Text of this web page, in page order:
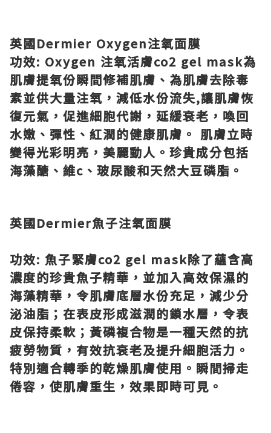
英國Dermier Oxygen注氧面膜
功效: Oxygen 注氧活膚co2 gel mask為
肌膚提氧份瞬間修補肌膚、為肌膚去除毒
素並供大量注氧，減低水份流失,讓肌膚恢
復元氣，促進細胞代謝，延緩衰老，喚回
水嫩、彈性、紅潤的健康肌膚。 肌膚立時
變得光彩明亮，美麗動人。珍貴成分包括
海藻醣、維c 、玻尿酸和天然大豆磷脂。
英國Dermier魚子注氧面膜
功效: 魚子緊膚co2 gel mask除了蘊含高
濃度的珍貴魚子精華，並加入高效保濕的
海藻精華，令肌膚底層水份充足，減少分
泌油脂；在表皮形成滋潤的鎖水層，令表
皮保持柔軟；黃磷複合物是一種天然的抗
疲勞物質，有效抗衰老及提升細胞活力。
特別適合轉季的乾燥肌膚使用。瞬間掃走
倦容，使肌膚重生，效果即時可見。